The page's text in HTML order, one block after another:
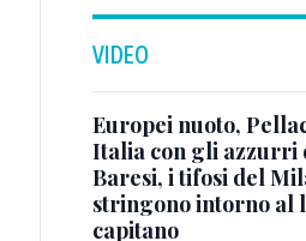
VIDEO
Europei nuoto,
Italia con gli azzurri
Baresi, i tifosi del
stringono intorno al
capitano